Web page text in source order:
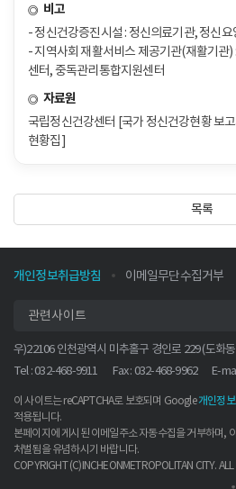
비고
- 정신건강증진시설 : 정신의료기관, 정신
- 지역사회 재활서비스 제공기관(재활기관
센터, 중독관리통합지원센터
자료원
국립정신건강센터 [국가 정신건강현황 보
현황집]
목록
개인정보취급방침 이메일무단수집거부
관련사이트
우)22106 인천광역시 미추홀구 경인로 229 (도화
Tel : 032-468-9911
Fax : 032-468-9962 E-
이 사이트는 reCAPTCHA로 보호되며 Google개인정
적용됩니다.
본페이지에 게시된 이메일주소 자동수집을 거부하며,
처벌됨을 유념하시기 바랍니다.
COPYRIGHT (C)INCHEONMETROPOLITAN CITY.